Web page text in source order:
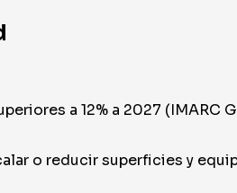
a 12% a 2027 (IMARC
o reducir superficies y